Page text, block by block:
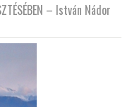
– István Nádor